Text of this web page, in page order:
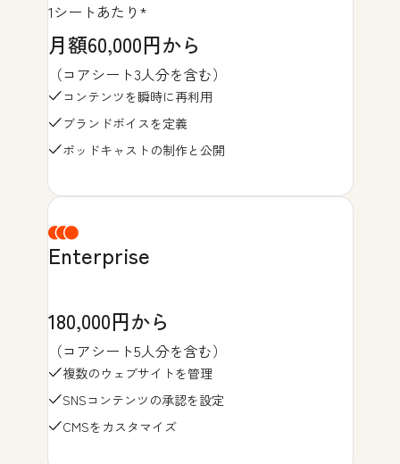
1シートあたり*
月額60,000円から
（コアシート3人分を含む）
コンテンツを瞬時に再利用
ブランドボイスを定義
ポッドキャストの制作と公開
Enterprise
180,000円から
（コアシート5人分を含む）
複数のウェブサイトを管理
SNSコンテンツの承認を設定
CMSをカスタマイズ